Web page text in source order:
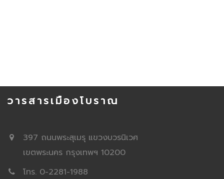
วารสารเมืองโบราณ
397 ถนนพระสุเมรุ แขวงบวรนิเวศ
เขตพระนคร กรุงเทพฯ 10200
โทร. 0-2281-1988